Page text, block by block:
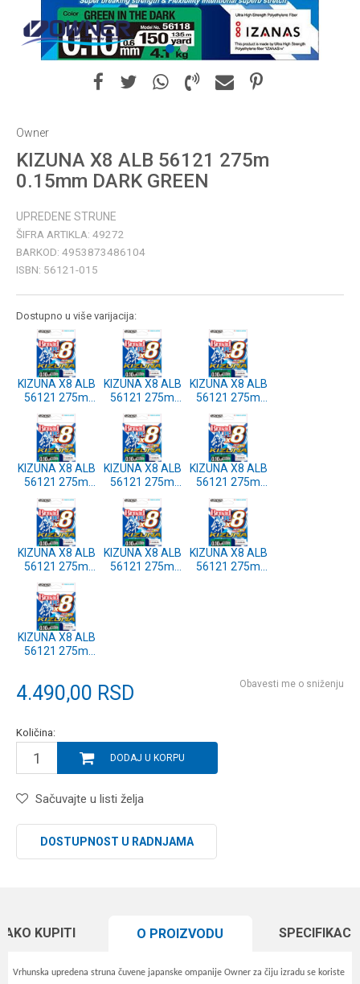
1 2
Owner
KIZUNA X8 ALB 56121 275m
0.15mm DARK GREEN
UPREDENE STRUNE
ŠIFRA ARTIKLA: 49272
BARKOD: 4953873486104
ISBN: 56121-015
Dostupno u više varijacija:
KIZUNA X8 ALB
56121 275m
0.42mm DARK
GREEN
KIZUNA X8 ALB
56121 275m
0.36mm DARK
GREEN
KIZUNA X8 ALB
56121 275m
0.33mm DARK
GREEN
KIZUNA X8 ALB
56121 275m
0.29mm DARK
GREEN
KIZUNA X8 ALB
56121 275m
0.25mm DARK
GREEN
KIZUNA X8 ALB
56121 275m
0.21mm DARK
GREEN
KIZUNA X8 ALB
56121 275m
0.19mm DARK
GREEN
KIZUNA X8 ALB
56121 275m
KIZUNA X8 ALB
56121 275m
KIZUNA X8 ALB
56121 275m
4.490,00 RSD Obavesti me o sniženju
Količina:
DODAJ U KORPU
Sačuvajte u listi želja
DOSTUPNOST U RADNJAMA
KUPITI O PROIZVODU
Vrhunska upredena struna čuvene japanske ompanije Owner za čiju izradu se koriste